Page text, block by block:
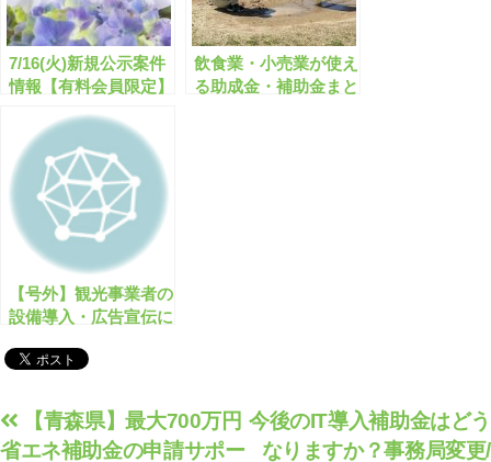
7/16(火)新規公示案件
情報【有料会員限定】
飲食業・小売業が使え
る助成金・補助金まと
【号外】観光事業者の
設備導入・広告宣伝に
金が公募開始！【申請
投
今後のIT導入補助金はどう
なりますか？事務局変更/
【青森県】最大700万円
省エネ補助金の申請サポー